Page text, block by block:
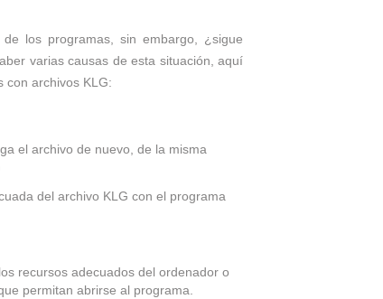
los programas, sin embargo, ¿sigue
varias causas de esta situación, aquí
con archivos KLG:
el archivo de nuevo, de la misma
del archivo KLG con el programa
recursos adecuados del ordenador o
permitan abrirse al programa.